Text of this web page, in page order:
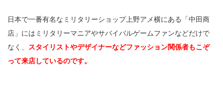
日本で一番有名なミリタリーショップ上野アメ横にある「中田商
店」にはミリタリーマニアやサバイバルゲームファンなどだけで
なく、
スタイリストやデザイナーなどファッション関係者もこぞ
って来店しているのです。